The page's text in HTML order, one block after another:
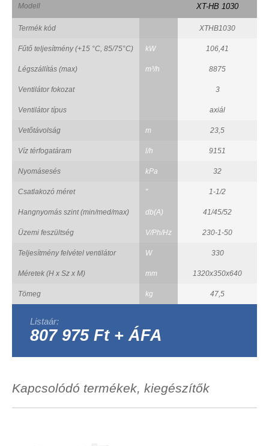
Modell XT-HB 1030
Termék kód XTHB1030
Fűtő teljesítmény (+15 °C, 85/75°C) kW 106,41
Légszállítás (max) m³/h 8875
Ventilátor fokozat 3
Ventilátor típus axiál
Vetőtávolság m 23,5
Víz térfogatáram l/h 9151
Nyomásesés kPa 32
Csatlakozó méret " 1-1/2
Hangnyomás szint (min/med/max) db(A) 41/45/52
Üzemi feszültség V/Ph/Hz 230-1-50
Teljesítmény felvétel ventilátor W 330
Méretek (H x Sz x M) mm 1320x350x640
Tömeg kg 47,5
Listaár:
807 975 Ft + ÁFA
Kapcsolódó termékek, kiegészítők